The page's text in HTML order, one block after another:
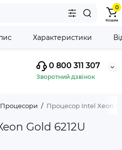
0 800 311 307
Зворотний дзвінок
0
Кошик
Процесори Процесор Intel Xeon
Gold 6212U
Характеристики